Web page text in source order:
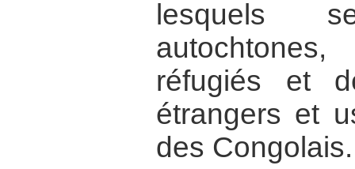
lesquels
réfugiés et
étrangers et
des Congolais.